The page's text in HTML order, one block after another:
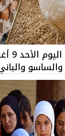
والساسو